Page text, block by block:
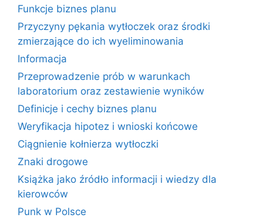
Funkcje biznes planu
Przyczyny pękania wytłoczek oraz środki
zmierzające do ich wyeliminowania
Informacja
Przeprowadzenie prób w warunkach
laboratorium oraz zestawienie wyników
Definicje i cechy biznes planu
Weryfikacja hipotez i wnioski końcowe
Ciągnienie kołnierza wytłoczki
Znaki drogowe
Książka jako źródło informacji i wiedzy dla
kierowców
Punk w Polsce